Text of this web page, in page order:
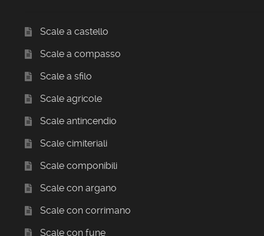
Scale a castello
Scale a compasso
Scale a sfilo
Scale agricole
Scale antincendio
Scale cimiteriali
Scale componibili
Scale con argano
Scale con corrimano
Scale con fune